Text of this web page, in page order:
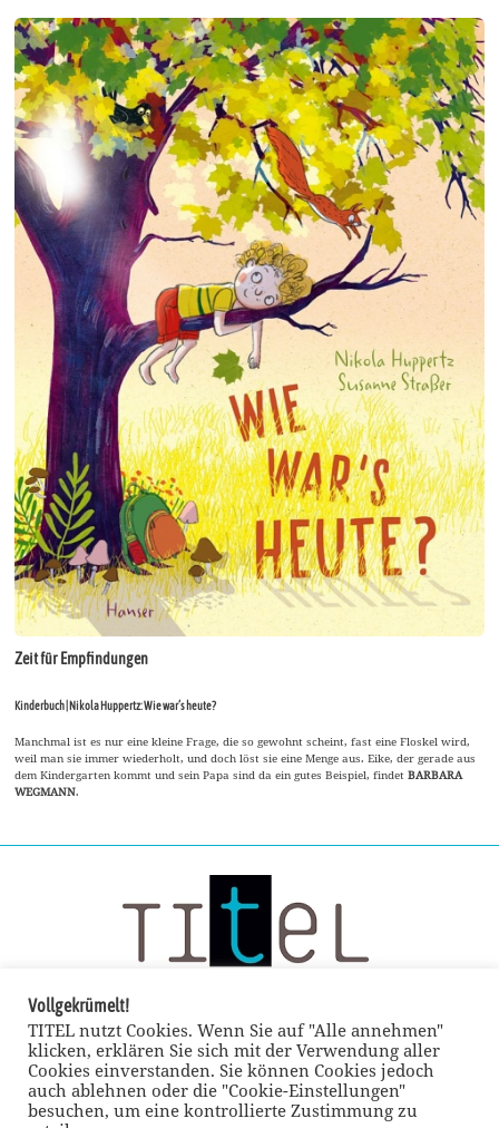
Zeit für Empfindungen
Kinderbuch | Nikola Huppertz: Wie war’s heute?
Manchmal ist es nur eine kleine Frage, die so gewohnt scheint, fast eine Floskel wird,
weil man sie immer wiederholt, und doch löst sie eine Menge aus. Eike, der gerade aus
dem Kindergarten kommt und sein Papa sind da ein gutes Beispiel, findetBARBARA
WEGMANN.
Vollgekrümelt!
TITEL nutzt Cookies. Wenn Sie auf "Alle annehmen"
klicken, erklären Sie sich mit der Verwendung aller
Cookies einverstanden. Sie können Cookies jedoch
auch ablehnen oder die "Cookie-Einstellungen"
besuchen, um eine kontrollierte Zustimmung zu